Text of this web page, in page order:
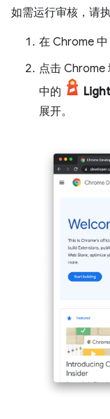
如需运行审核，请
在 Chrome 中
点击 Chrome
中的
展开。